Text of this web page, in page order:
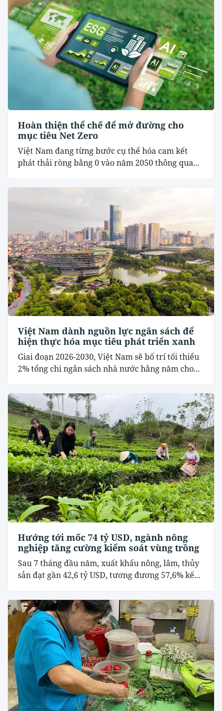
Hoàn thiện thể chế để mở đường cho
mục tiêu Net Zero
Việt Nam đang từng bước cụ thể hóa cam kết
phát thải ròng bằng 0 vào năm 2050 thông qua...
Việt Nam dành nguồn lực ngân sách để
hiện thực hóa mục tiêu phát triển xanh
Giai đoạn 2026-2030, Việt Nam sẽ bố trí tối thiểu
2% tổng chi ngân sách nhà nước hằng năm cho...
Hướng tới mốc 74 tỷ USD, ngành nông
nghiệp tăng cường kiểm soát vùng trồng
Sau 7 tháng đầu năm, xuất khẩu nông, lâm, thủy
sản đạt gần 42,6 tỷ USD, tương đương 57,6% kế...